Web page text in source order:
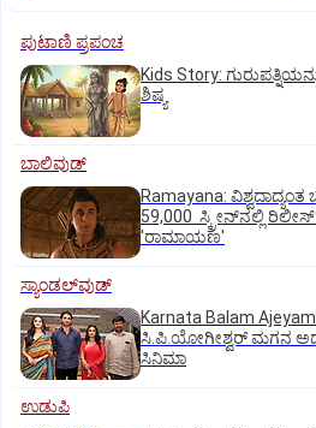
ಪುಟಾಣಿ ಪ್ರಪಂಚ
Kids Story:
ಶಿಷ್ಯ
ಬಾಲಿವುಡ್‌
Ramayana:
59,000 ಸ್ಕ್ರೀನ್‌ನಲ್ಲಿ
'ರಾಮಾಯಣ'
ಸ್ಯಾಂಡಲ್‌ವುಡ್‌
Karnata Balam
ಸಿ.ಪಿ.ಯೋಗೀಶ್ವರ್‌ ಮಗನ
ಸಿನಿಮಾ
ಉಡುಪಿ